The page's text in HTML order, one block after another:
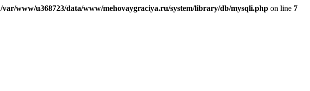
/var/www/u368723/data/www/mehovaygraciya.ru/system/library/db/mysqli.php on line 7